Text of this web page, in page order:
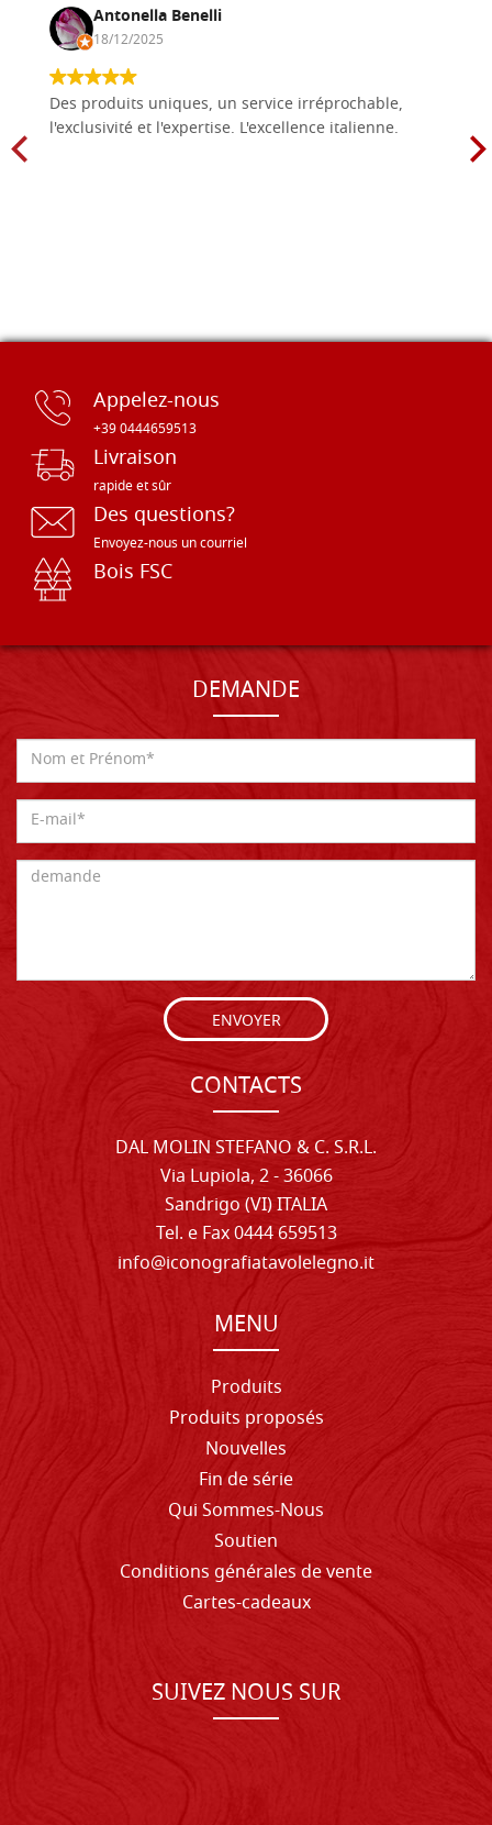
Antonella Benelli
18/12/2025
Des produits uniques, un service irréprochable,
l'exclusivité et l'expertise. L'excellence italienne.
Appelez-nous
+39 0444659513
Livraison
rapide et sûr
Des questions?
Envoyez-nous un courriel
Bois FSC
DEMANDE
ENVOYER
CONTACTS
DAL MOLIN STEFANO & C. S.R.L.
Via Lupiola, 2 - 36066
Sandrigo (VI) ITALIA
Tel. e Fax 0444 659513
info@iconografiatavolelegno.it
MENU
Produits
Produits proposés
Nouvelles
Fin de série
Qui Sommes-Nous
Soutien
Conditions générales de vente
Cartes-cadeaux
SUIVEZ NOUS SUR